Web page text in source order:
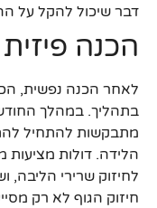
דבר שיכול להקל על
הכנה
לאחר הכנה נפשית,
בתהליך. במהלך
מתבקשות להתחיל
הלידה. דולות מציעות
לחיזוק שרירי הליבה,
חיזוק הגוף לא רק